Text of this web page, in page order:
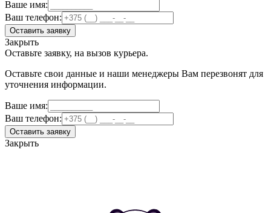
Ваше имя:
Ваш телефон:
Оставить заявку
Закрыть
Оставьте заявку, на вызов курьера.
Оставьте свои данные и наши менеджеры Вам перезвонят для
уточнения информации.
Ваше имя:
Ваш телефон:
Оставить заявку
Закрыть